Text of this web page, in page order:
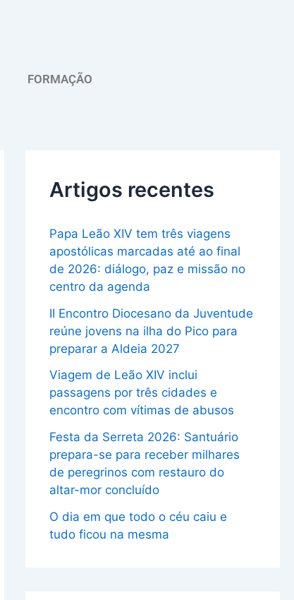
FORMAÇÃO
Artigos recentes
Papa Leão XIV tem três viagens
apostólicas marcadas até ao final
de 2026: diálogo, paz e missão no
centro da agenda
II Encontro Diocesano da Juventude
reúne jovens na ilha do Pico para
preparar a Aldeia 2027
Viagem de Leão XIV inclui
passagens por três cidades e
encontro com vítimas de abusos
Festa da Serreta 2026: Santuário
prepara-se para receber milhares
de peregrinos com restauro do
altar-mor concluído
O dia em que todo o céu caiu e
tudo ficou na mesma
u